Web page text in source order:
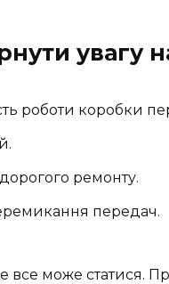
увагу
роботи коробки
ремонту.
передач.
може статися.